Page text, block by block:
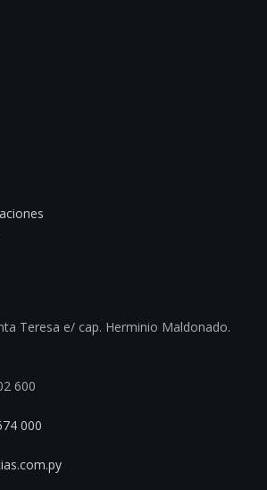
Teresa e/ cap. Herminio Maldonado.
600
000